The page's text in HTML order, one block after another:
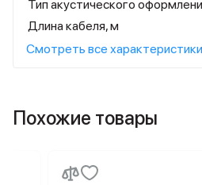
Тип акустического
Длина кабеля, м
Смотреть все характеристики
Похожие товары